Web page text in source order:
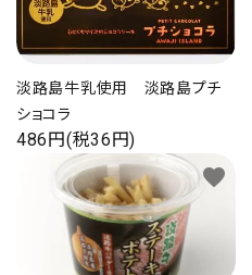
ようこそ ゲスト 様
淡路島牛乳使用 淡路島プチ
ショコラ
486円(税36円)
favorite